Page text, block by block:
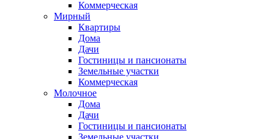
Коммерческая
Мирный
Квартиры
Дома
Дачи
Гостиницы и пансионаты
Земельные участки
Коммерческая
Молочное
Дома
Дачи
Гостиницы и пансионаты